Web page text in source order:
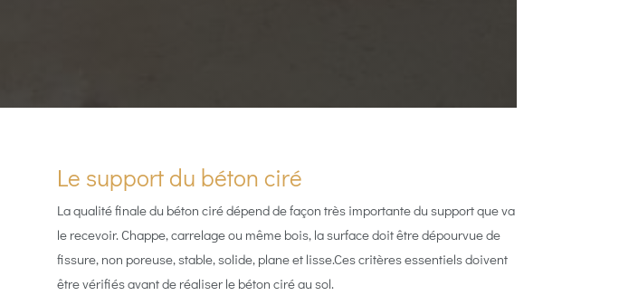
Le support du béton ciré
La qualité finale du béton ciré dépend de façon très importante du support que va
le recevoir. Chappe, carrelage ou même bois, la surface doit être dépourvue de
fissure, non poreuse, stable, solide, plane et lisse.Ces critères essentiels doivent
être vérifiés avant de réaliser le béton ciré au sol.